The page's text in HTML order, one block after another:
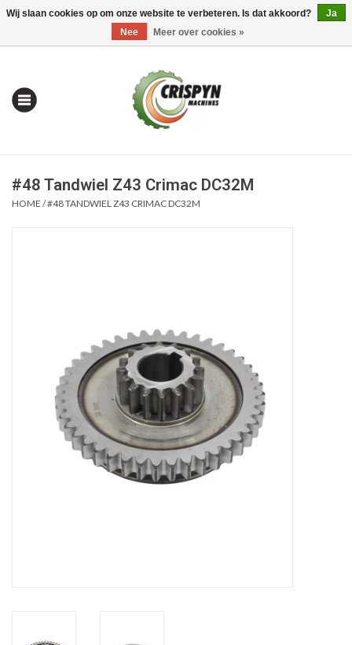
0 Artikelen - €0,00 Mijn account / Registreren
Alles om te Boren |
Alles om te Frezen |
Alles om te Draaien |
#48 Tandwiel Z43 Crimac DC32M
HOME /#48 TANDWIEL Z43 CRIMAC DC32M
Wij slaan cookies op om onze website te verbeteren. Is dat akkoord?
Ja
Nee
Meer over cookies »